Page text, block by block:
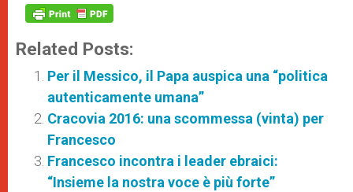
Related Posts:
Per il Messico, il Papa auspica una “politica
autenticamente umana”
Cracovia 2016: una scommessa (vinta) per
Francesco
Francesco incontra i leader ebraici:
“Insieme la nostra voce è più forte”